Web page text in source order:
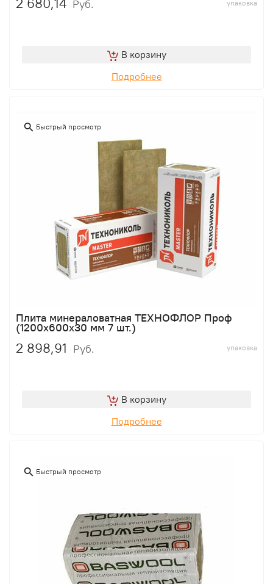
Руб. упаковка
В корзину
Подробнее
Быстрый просмотр
Плита минераловатная ТЕХНОФЛОР Проф
(1200х600х30 мм 7 шт.)
2 898,91 Руб. упаковка
В корзину
Подробнее
Быстрый просмотр